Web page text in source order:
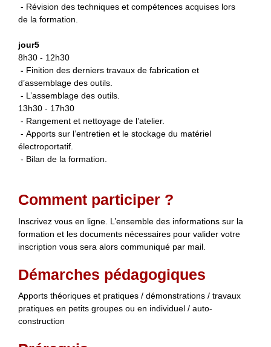
- Révision des techniques et compétences acquises lors
de la formation.
jour5
8h30 - 12h30
- Finition des derniers travaux de fabrication et
d’assemblage des outils.
- L’assemblage des outils.
13h30 - 17h30
- Rangement et nettoyage de l’atelier.
- Apports sur l’entretien et le stockage du matériel
électroportatif.
- Bilan de la formation.
Comment participer ?
Inscrivez vous en ligne. L’ensemble des informations sur la
formation et les documents nécessaires pour valider votre
inscription vous sera alors communiqué par mail.
Démarches pédagogiques
Apports théoriques et pratiques / démonstrations / travaux
pratiques en petits groupes ou en individuel / auto-
construction